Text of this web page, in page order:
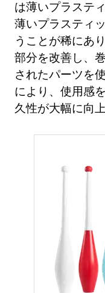
は薄いプラステ
薄いプラスティ
うことが稀にあ
部分を改善し、
されたパーツを
により、使用感
久性が大幅に向